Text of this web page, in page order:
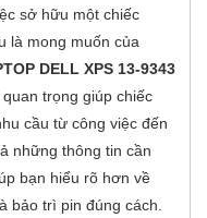
sở hữu một chiếc
là mong muốn của
DELL XPS 13-9343
trọng giúp chiếc
cầu từ công việc đến
những thông tin cần
bạn hiểu rõ hơn về
bảo trì pin đúng cách.